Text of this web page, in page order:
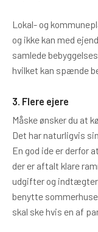
Lokal- og
og ikke kan med
samlede
hvilket kan spænde
3. Flere ejere
Måske ønsker du at
Det har naturligvis
En god ide er derfor
der er aftalt klare
udgifter og indtægter
benytte
skal ske hvis en af